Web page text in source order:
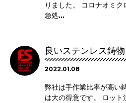
りました。 コロナオミ
急処...
良いステンレス鋳
2022.01.08
弊社は手作業比率が高い
は大の得意です。 ロッ